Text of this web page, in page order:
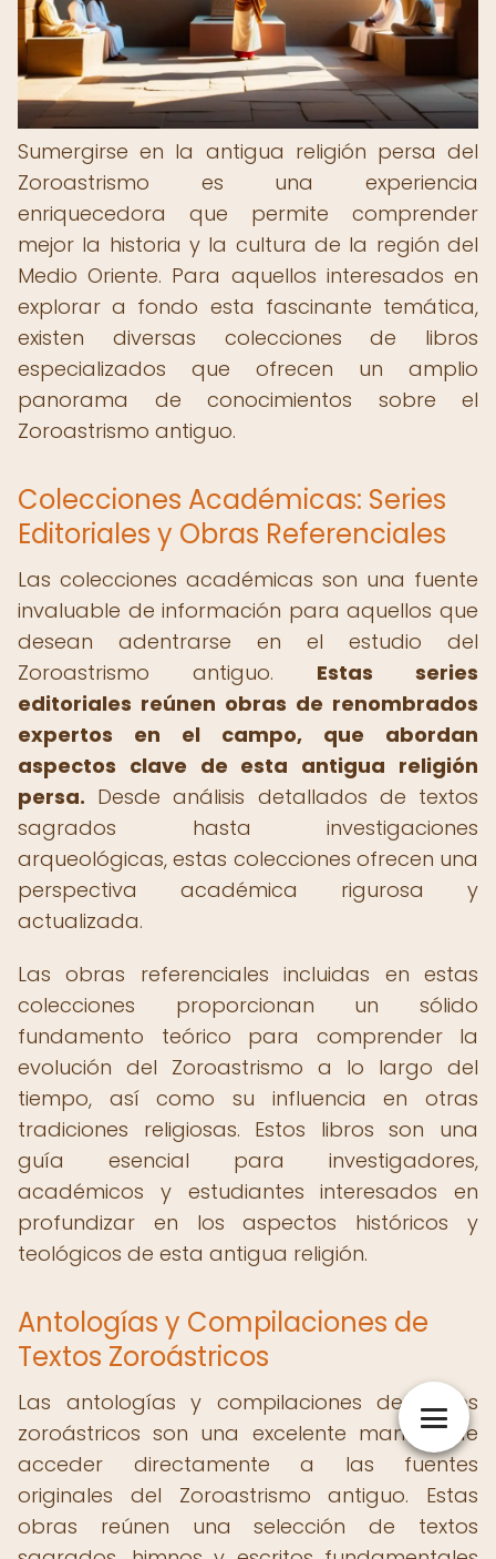
Sumergirse en la antigua religión persa del
Zoroastrismo es una experiencia
enriquecedora que permite comprender
mejor la historia y la cultura de la región del
Medio Oriente. Para aquellos interesados en
explorar a fondo esta fascinante temática,
existen diversas colecciones de libros
especializados que ofrecen un amplio
panorama de conocimientos sobre el
Zoroastrismo antiguo.
Colecciones Académicas: Series
Editoriales y Obras Referenciales
Las colecciones académicas son una fuente
invaluable de información para aquellos que
desean adentrarse en el estudio del
Zoroastrismo antiguo. Estas series
editoriales reúnen obras de renombrados
expertos en el campo, que abordan
aspectos clave de esta antigua religión
persa. Desde análisis detallados de textos
sagrados hasta investigaciones
arqueológicas, estas colecciones ofrecen una
perspectiva académica rigurosa y
actualizada.
Las obras referenciales incluidas en estas
colecciones proporcionan un sólido
fundamento teórico para comprender la
evolución del Zoroastrismo a lo largo del
tiempo, así como su influencia en otras
tradiciones religiosas. Estos libros son una
guía esencial para investigadores,
académicos y estudiantes interesados en
profundizar en los aspectos históricos y
teológicos de esta antigua religión.
Antologías y Compilaciones de
Textos Zoroástricos
Las antologías y compilaciones de textos
zoroástricos son una excelente manera de
acceder directamente a las fuentes
originales del Zoroastrismo antiguo. Estas
obras reúnen una selección de textos